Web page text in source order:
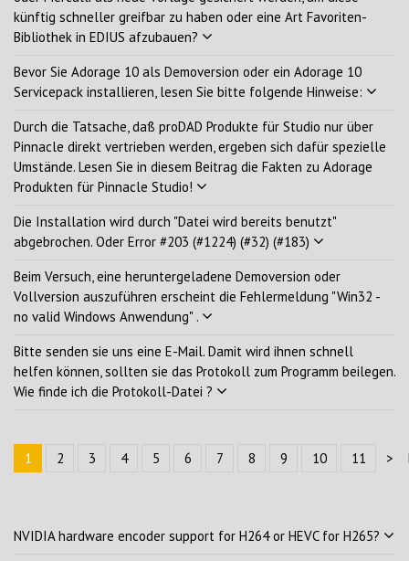
künftig schneller greifbar zu haben oder eine Art Favoriten-
Bibliothek in EDIUS afzubauen?
Bevor Sie Adorage 10 als Demoversion oder ein Adorage 10
Servicepack installieren, lesen Sie bitte folgende Hinweise:
Durch die Tatsache, daß proDAD Produkte für Studio nur über
Pinnacle direkt vertrieben werden, ergeben sich dafür spezielle
Umstände. Lesen Sie in diesem Beitrag die Fakten zu Adorage
Produkten für Pinnacle Studio!
Die Installation wird durch "Datei wird bereits benutzt"
abgebrochen. Oder Error #203 (#1224) (#32) (#183)
Beim Versuch, eine heruntergeladene Demoversion oder
Vollversion auszuführen erscheint die Fehlermeldung "Win32 -
no valid Windows Anwendung" .
Bitte senden sie uns eine E-Mail. Damit wird ihnen schnell
helfen können, sollten sie das Protokoll zum Programm beilegen.
Wie finde ich die Protokoll-Datei ?
1 2 3 4 5 6 7 8 9 10 11 >
NVIDIA hardware encoder support for H264 or HEVC for H265?